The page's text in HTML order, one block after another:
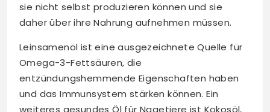
sie nicht selbst produzieren können und sie
daher über ihre Nahrung aufnehmen müssen.
Leinsamenöl ist eine ausgezeichnete Quelle für
Omega-3-Fettsäuren, die
entzündungshemmende Eigenschaften haben
und das Immunsystem stärken können. Ein
weiteres gesundes Öl für Nagetiere ist Kokosöl,